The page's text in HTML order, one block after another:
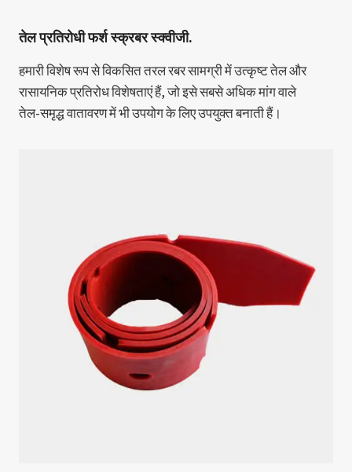
तेल प्रतिरोधी फर्श स्क्रबर स्क्वीजी.
हमारी विशेष रूप से विकसित तरल रबर सामग्री में उत्कृष्ट तेल और
रासायनिक प्रतिरोध विशेषताएं हैं, जो इसे सबसे अधिक मांग वाले
तेल-समृद्ध वातावरण में भी उपयोग के लिए उपयुक्त बनाती हैं।